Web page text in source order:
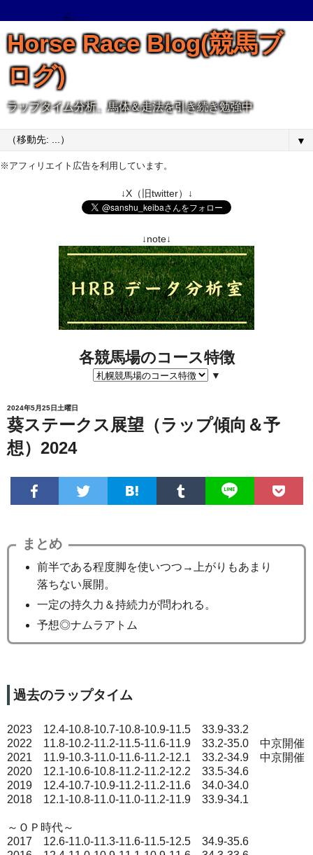
Horse Race Blog(競馬ブ
ログ)
ラップタイム分析、馬体＆走法を引き続き勉強中
▼
※アフィリエイト広告を利用しています。
↓X（旧twitter）↓
↓note↓
各競馬場のコース特徴
▼
2024年5月25日土曜日
葵ステークス展望（ラップ傾向＆予
想）2024
まとめ
前半である程度脚を使いつつ→上がりもあまり
落ちない展開。
一定の持久力＆持続力が問われる。
予想◎ナムラアトム
過去のラップタイム
2023 12.4-10.8-10.7-10.8-10.9-11.5 33.9-33.2
2022 11.8-10.2-11.2-11.5-11.6-11.9 33.2-35.0 中京開催
2021 11.9-10.3-11.0-11.6-11.2-12.1 33.2-34.9 中京開催
2020 12.1-10.6-10.8-11.2-11.2-12.2 33.5-34.6
2019 12.4-10.7-10.9-11.2-11.2-11.6 34.0-34.0
2018 12.1-10.8-11.0-11.0-11.2-11.9 33.9-34.1
～ＯＰ時代～
2017 12.6-11.0-11.3-11.6-11.5-12.5 34.9-35.6